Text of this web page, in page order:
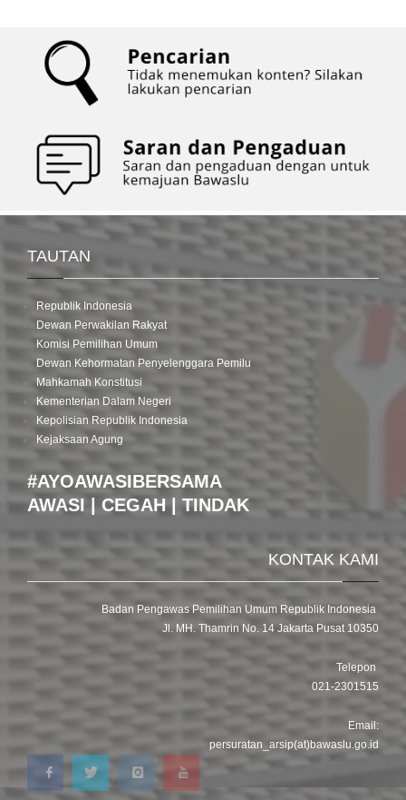
TAUTAN
Republik Indonesia
Dewan Perwakilan Rakyat
Komisi Pemilihan Umum
Dewan Kehormatan Penyelenggara Pemilu
Mahkamah Konstitusi
Kementerian Dalam Negeri
Kepolisian Republik Indonesia
Kejaksaan Agung
#AYOAWASIBERSAMA
AWASI | CEGAH | TINDAK
KONTAK KAMI
Badan Pengawas Pemilihan Umum Republik Indonesia
Jl. MH. Thamrin No. 14 Jakarta Pusat 10350
Telepon
021-2301515
Email:
persuratan_arsip(at)bawaslu.go.id